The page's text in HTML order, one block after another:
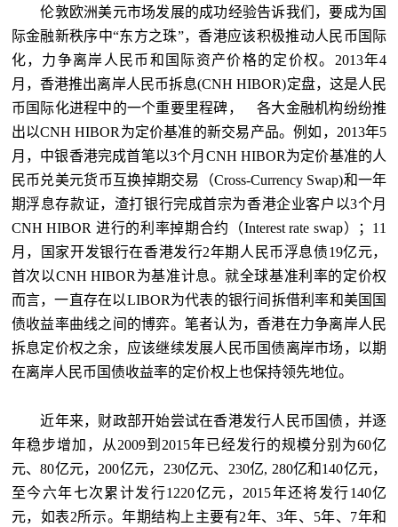
伦敦欧洲美元市场发展的成功经验告诉我们，要成为国
际金融新秩序中“东方之珠”，香港应该积极推动人民币国际
化，力争离岸人民币和国际资产价格的定价权。2013年4
月，香港推出离岸人民币拆息(CNH HIBOR)定盘，这是人民
币国际化进程中的一个重要里程碑， 各大金融机构纷纷推
出以CNH HIBOR为定价基准的新交易产品。例如，2013年5
月，中银香港完成首笔以3个月CNH HIBOR为定价基准的人
民币兑美元货币互换掉期交易（Cross-Currency Swap)和一年
期浮息存款证，渣打银行完成首宗为香港企业客户以3个月
CNH HIBOR 进行的利率掉期合约（Interest rate swap）；11
月，国家开发银行在香港发行2年期人民币浮息债19亿元，
首次以CNH HIBOR为基准计息。就全球基准利率的定价权
而言，一直存在以LIBOR为代表的银行间拆借利率和美国国
债收益率曲线之间的博弈。笔者认为，香港在力争离岸人民
拆息定价权之余，应该继续发展人民币国债离岸市场，以期
在离岸人民币国债收益率的定价权上也保持领先地位。
近年来，财政部开始尝试在香港发行人民币国债，并逐
年稳步增加，从2009到2015年已经发行的规模分别为60亿
元、80亿元，200亿元，230亿元、230亿, 280亿和140亿元，
至今六年七次累计发行1220亿元，2015年还将发行140亿
元，如表2所示。年期结构上主要有2年、3年、5年、7年和